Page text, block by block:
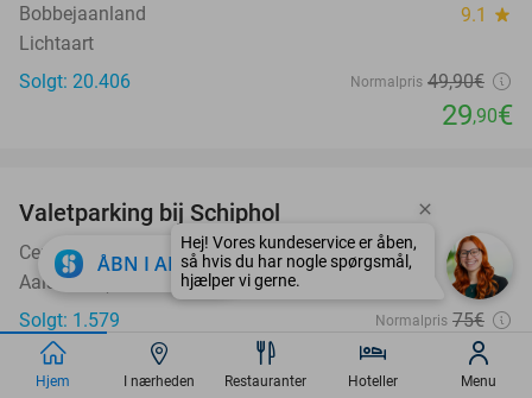
Bobbejaanland 9.1 star
Lichtaart
Solgt: 20.406
Normalpris 49,90€
29,90€
Valetparking bij Schiphol
CentraalParkeren 9.2
Aalsmeer (+1 location)
Solgt: 1.579
Normalpris 75€
57,50
favorite_border
ÅBN I APP close
Hjem I nærheden Restauranter Hoteller Menu